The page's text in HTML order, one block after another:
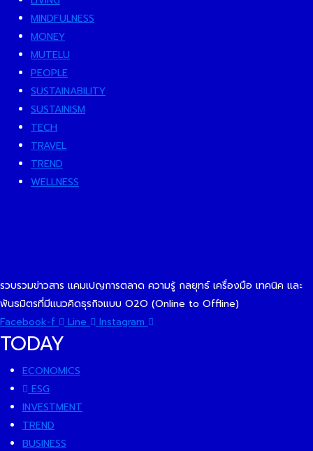
MINDFULNESS
MONEY
MUTELU
PEOPLE
SUSTAINABILITY
SUSTAINISM
TECH
TRAVEL
TREND
WELLNESS
รวบรวมข่าวสาร แคมเปญการตลาด ความรู้ กลยุทธ์ เครื่องมือ เทคนิค และ
พันธมิตรที่มีแนวคิดธุรกิจแบบ O2O (Online to Offline)
Facebook-f
Line Instagram
TODAY
ECONOMICS
ESG
INVESTMENT
TREND
BUSINESS